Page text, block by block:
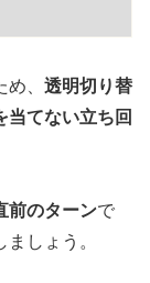
、 透明切り替
当てない立ち回
前のターンで
しょう。